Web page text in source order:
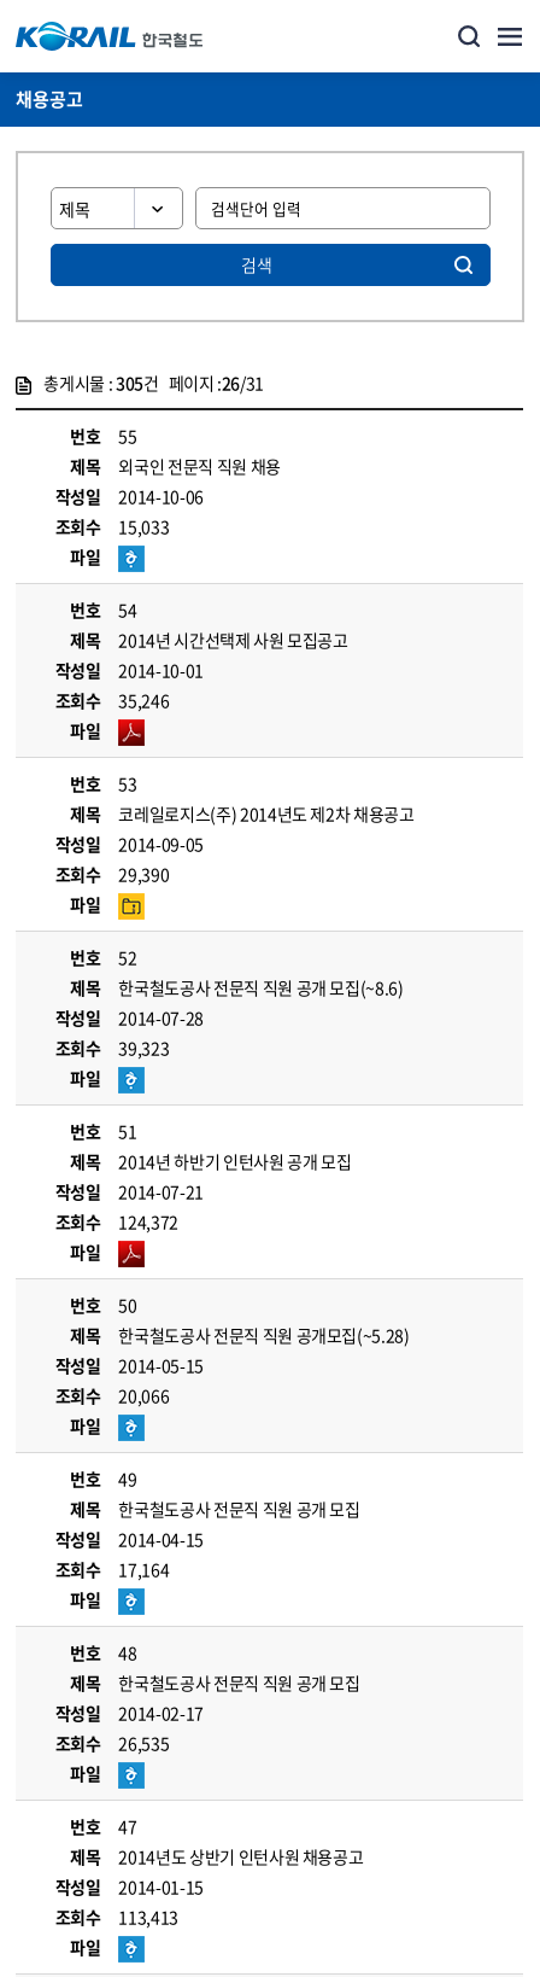
채용공고
검색
총게시물 :305건 페이지 :26/31
번호
55
제목
외국인 전문직 직원 채용
작성일
2014-10-06
조회수
15,033
파일
번호
54
제목
2014년 시간선택제 사원 모집공고
작성일
2014-10-01
조회수
35,246
파일
번호
53
제목
코레일로지스(주) 2014년도 제2차 채용공고
작성일
2014-09-05
조회수
29,390
파일
번호
52
제목
한국철도공사 전문직 직원 공개 모집(~8.6)
작성일
2014-07-28
조회수
39,323
파일
번호
51
제목
2014년 하반기 인턴사원 공개 모집
작성일
2014-07-21
조회수
124,372
파일
번호
50
제목
한국철도공사 전문직 직원 공개모집(~5.28)
작성일
2014-05-15
조회수
20,066
파일
번호
49
제목
한국철도공사 전문직 직원 공개 모집
작성일
2014-04-15
조회수
17,164
파일
번호
48
제목
한국철도공사 전문직 직원 공개 모집
작성일
2014-02-17
조회수
26,535
파일
번호
47
제목
2014년도 상반기 인턴사원 채용공고
작성일
2014-01-15
조회수
113,413
파일